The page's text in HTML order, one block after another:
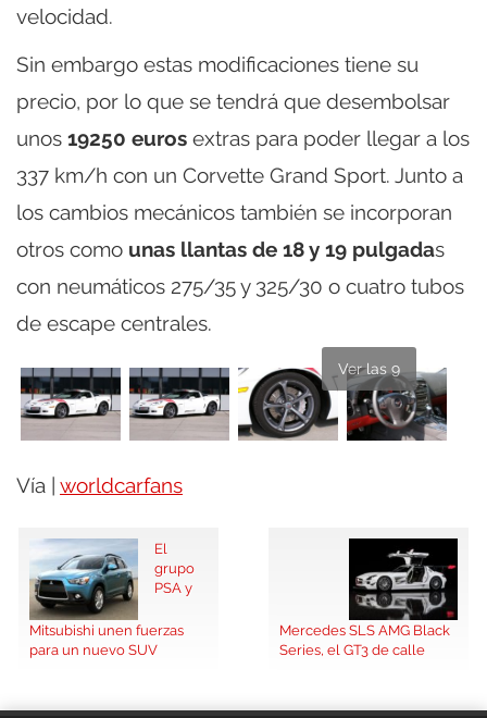
velocidad.
Sin embargo estas modificaciones tiene su
precio, por lo que se tendrá que desembolsar
unos 19250 euros extras para poder llegar a los
337 km/h con un Corvette Grand Sport. Junto a
los cambios mecánicos también se incorporan
otros como unas llantas de 18 y 19 pulgadas
con neumáticos 275/35 y 325/30 o cuatro tubos
de escape centrales.
Ver las 9
Vía | worldcarfans
El
grupo
PSA y
Mitsubishi unen fuerzas
para un nuevo SUV
Mercedes SLS AMG Black
Series, el GT3 de calle